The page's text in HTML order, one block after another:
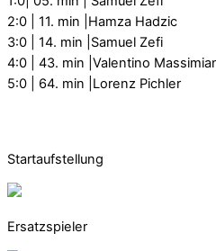
2:0 | 11. min |Hamza Hadzic
3:0 | 14. min |Samuel Zefi
4:0 | 43. min |Valentino
5:0 | 64. min |Lorenz Pichler
Startaufstellung
Ersatzspieler